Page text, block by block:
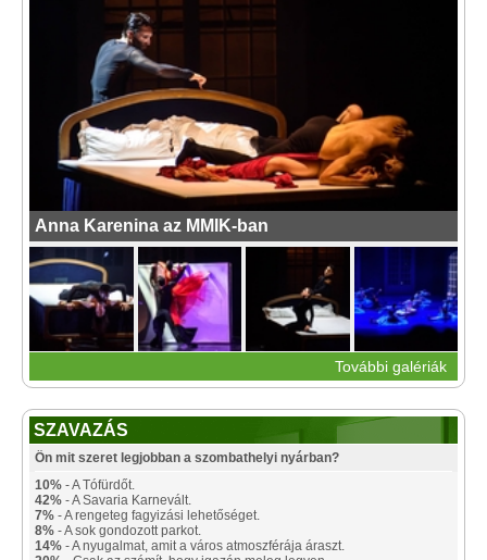
Anna Karenina az MMIK-ban
További galériák
SZAVAZÁS
Ön mit szeret legjobban a szombathelyi nyárban?
10% - A Tófürdőt.
42% - A Savaria Karnevált.
7% - A rengeteg fagyizási lehetőséget.
8% - A sok gondozott parkot.
14% - A nyugalmat, amit a város atmoszférája áraszt.